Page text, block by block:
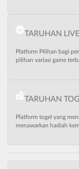
TARUHAN
Platform Pilihan bagi
pilihan variasi game
TARUHAN
Platform togel yang
menawarkan hadiah